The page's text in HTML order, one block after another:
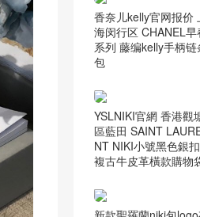
香奈儿流浪包价格
香奈儿经典口盖包(5)
热门推荐
香奈儿kelly官网报价
海闵行区 CHANEL早
系列 藤编kelly手柄链条
包